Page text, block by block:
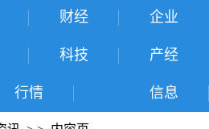
财经 企业
科技 产经
行情 信息